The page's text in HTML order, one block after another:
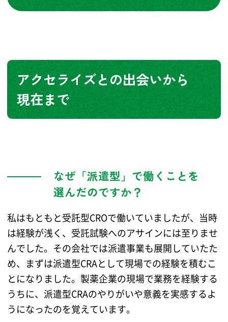
アクセライズとの出会いから
現在まで
なぜ「派遣型」で働くことを
選んだのですか？
私はもともと受託型CROで働いていましたが、当時
は経験が浅く、受託試験へのアサインには至りませ
んでした。その会社では派遣事業も展開していたた
め、まずは派遣型CRAとして現場での経験を積むこ
とになりました。製薬企業の現場で業務を経験する
うちに、派遣型CRAのやりがいや意義を実感するよ
うになったのを覚えています。